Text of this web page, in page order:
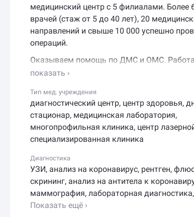
медицинский центр с 5 филиалами. Более
врачей (стаж от 5 до 40 лет), 20
направлений и свыше 10 000 успешно
операций.
Оказываем помощь по ДМС и ОМС.
круглосуточный стационар и хирургия
оборудованием, включая неодимовый
MASTER PLUS. Имеется лицензия на
медицинской деятельности.
Основные направления: флебология,
гастроэнтерология, кардиология,
эндокринология, пульмонология, ЛОР,
дерматовенерология, педиатрия,
диагностика, лабораторные
эндоскопия и другие.
Тип мед. учреждения
диагностический центр, центр здоровья,
стационар, медицинская лаборатория,
многопрофильная клиника, центр
специализированная клиника
Диагностика
УЗИ, анализ на коронавирус, рентген,
скрининг, анализ на антитела к
маммография, лабораторная диагностика,
Показать ещё ›